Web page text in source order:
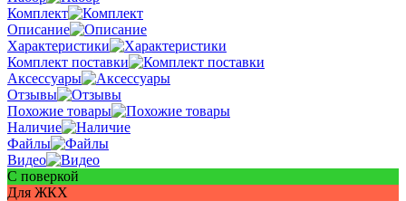
Комплект
Описание
Характеристики
Комплект поставки
Аксессуары
Отзывы
Похожие товары
Наличие
Файлы
Видео
С поверкой
Для ЖКХ